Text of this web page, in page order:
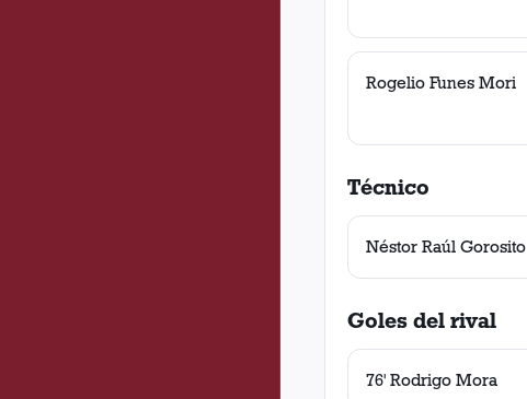
Rogelio Funes Mori
Técnico
Néstor Raúl Gorosito
Goles del rival
76' Rodrigo Mora